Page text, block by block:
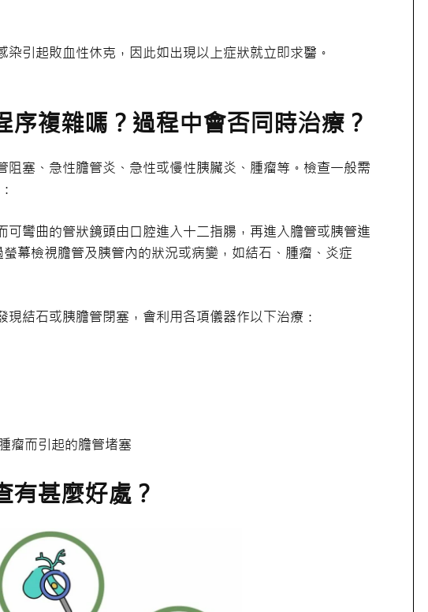
染引起敗血性休克，因此如出現以上症狀就立即求醫。
序複雜嗎？過程中會否同時治療？
阻塞、急性膽管炎、急性或慢性胰臟炎、腫瘤等。檢查一般需
可彎曲的管狀鏡頭由口腔進入十二指腸，再進入膽管或胰管進
幕檢視膽管及胰管內的狀況或病變，如結石、腫瘤、炎症
現結石或胰膽管閉塞，會利用各項儀器作以下治療：
瘤而引起的膽管堵塞
有甚麼好處？